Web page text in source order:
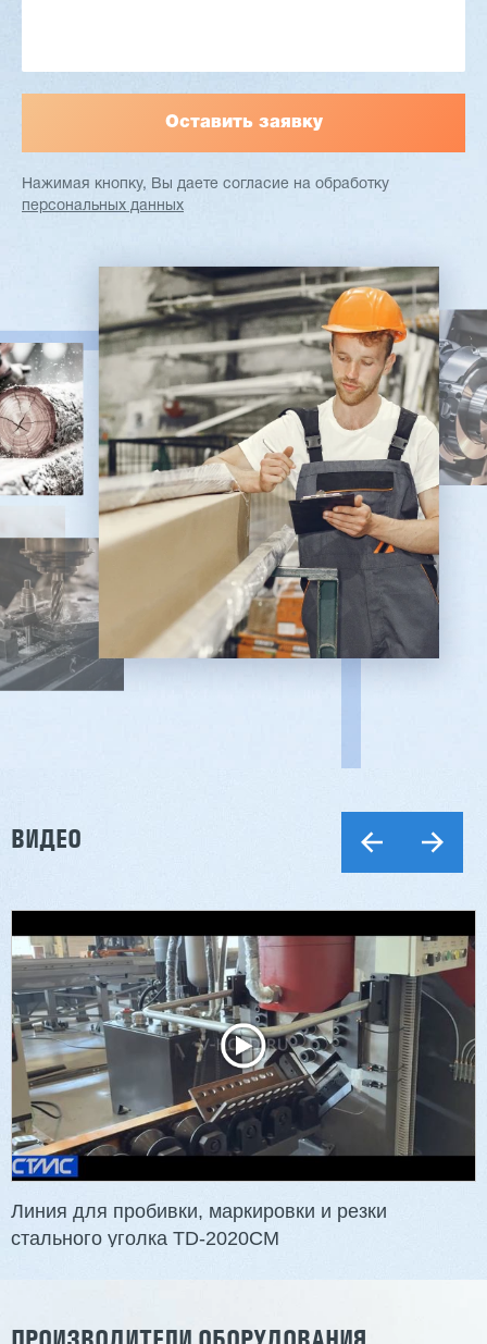
Нажимая кнопку, Вы даете согласие на обработку
персональных данных
ВИДЕО
Линия для пробивки, маркировки и резки
стального уголка TD-2020CM